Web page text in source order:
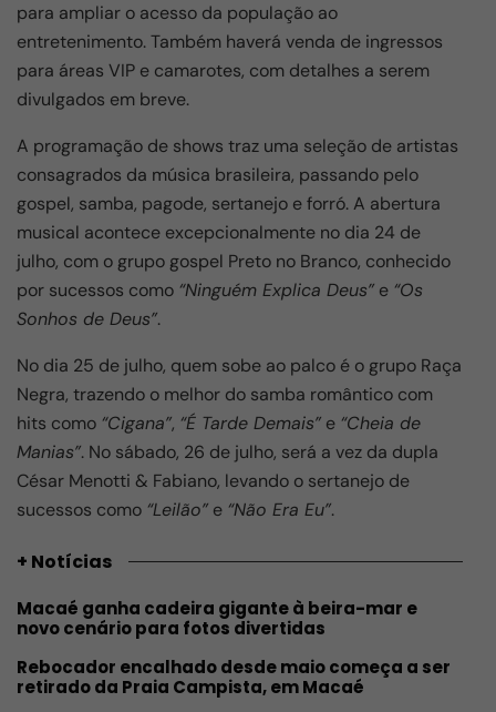
para ampliar o acesso da população ao
entretenimento. Também haverá venda de ingressos
para áreas VIP e camarotes, com detalhes a serem
divulgados em breve.
A programação de shows traz uma seleção de artistas
consagrados da música brasileira, passando pelo
gospel, samba, pagode, sertanejo e forró. A abertura
musical acontece excepcionalmente no dia 24 de
julho, com o grupo gospel Preto no Branco, conhecido
por sucessos como “Ninguém Explica Deus” e “Os
Sonhos de Deus”.
No dia 25 de julho, quem sobe ao palco é o grupo Raça
Negra, trazendo o melhor do samba romântico com
hits como “Cigana”, “É Tarde Demais” e “Cheia de
Manias”. No sábado, 26 de julho, será a vez da dupla
César Menotti & Fabiano, levando o sertanejo de
sucessos como “Leilão” e “Não Era Eu”.
+ Notícias
Macaé ganha cadeira gigante à beira-mar e
novo cenário para fotos divertidas
Rebocador encalhado desde maio começa a ser
retirado da Praia Campista, em Macaé